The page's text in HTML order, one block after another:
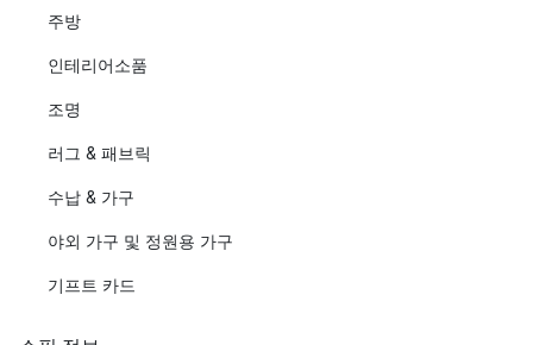
주방
인테리어소품
조명
러그 & 패브릭
수납 & 가구
야외 가구 및 정원용 가구
기프트 카드